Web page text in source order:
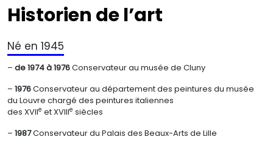
Historien de l’art
Né en 1945
– de 1974 à 1976Conservateur au musée de Cluny
– 1976Conservateur au département des peintures du musée
du Louvre chargé des peintures italiennes
des XVIIe et XVIIIe siècles
– 1987Conservateur du Palais des Beaux-Arts de Lille